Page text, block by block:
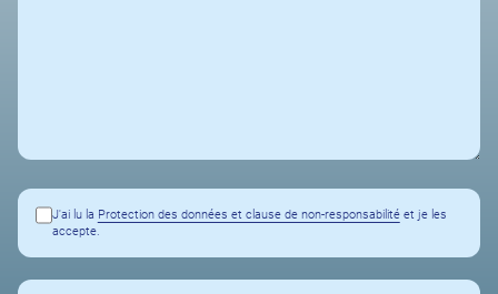
J'ai lu la Protection des données et clause de non-responsabilitéet je les
accepte.